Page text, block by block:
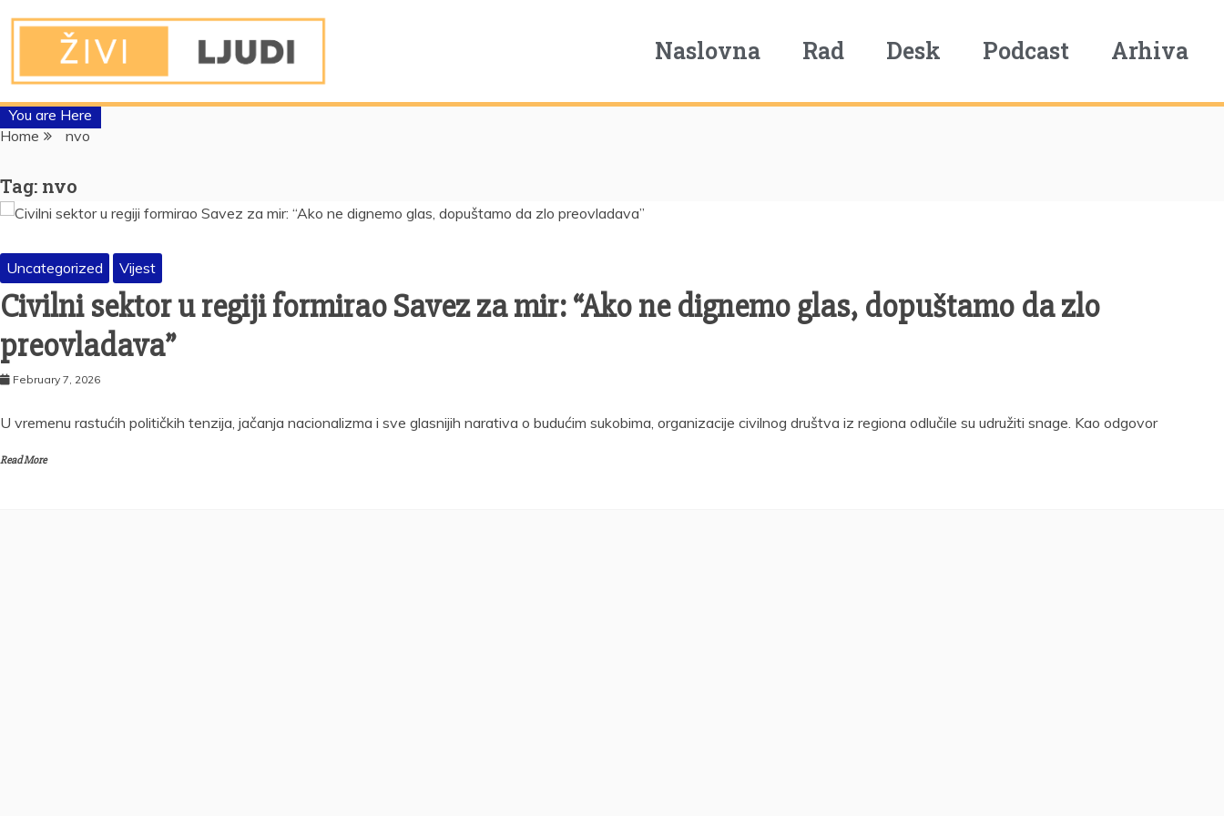
Naslovna Rad Desk Podcast Arhiva
You are Here
Home
nvo
Tag: nvo
Uncategorized Vijest
Civilni sektor u regiji formirao Savez za mir: “Ako ne dignemo glas, dopuštamo da zlo
preovladava”
February 7, 2026
U vremenu rastućih političkih tenzija, jačanja nacionalizma i sve glasnijih narativa o budućim sukobima, organizacije civilnog društva iz regiona odlučile su udružiti snage. Kao odgovor
Read More